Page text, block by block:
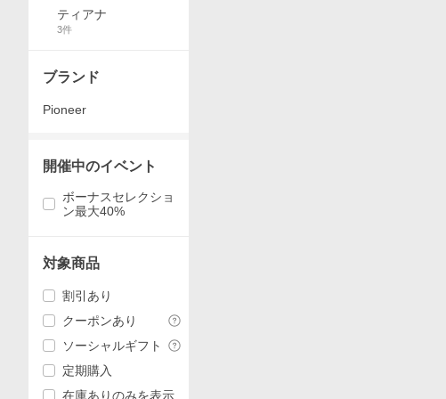
ティアナ
3件
ブランド
Pioneer
開催中のイベント
ボーナスセレクショ
ン最大40%
対象商品
割引あり
クーポンあり
ソーシャルギフト
定期購入
在庫ありのみを表示